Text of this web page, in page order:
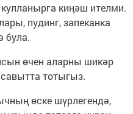
киңәш ителми.
пудинг, запеканка
була.
өчен аларны шикәр
тотыгыз.
өске шүрлегендә,